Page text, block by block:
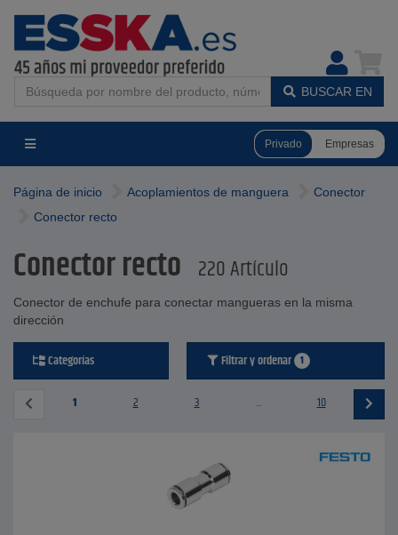
BUSCAR EN
Privado Empresas
Página de inicio Acoplamientos de manguera
Conector
Conector recto
Conector recto 220 Artículo
Conector de enchufe para conectar mangueras en la misma
dirección
Categorías Filtrar y ordenar 1
1 2 3 ... 10